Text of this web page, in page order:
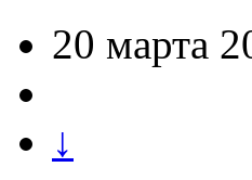
20 марта
↓